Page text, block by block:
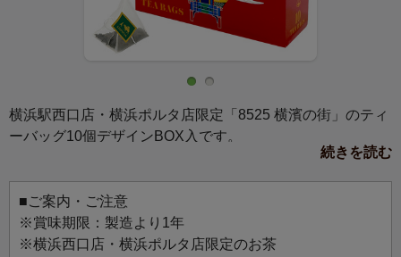
横浜駅西口店・横浜ポルタ店限定「8525 横濱の街」のティ
ーバッグ10個デザインBOX入です。
馬車道通り（西洋）と中華街（東洋）のモチーフをちりば
めた、異国情緒が溢れる、華やかな横濱の街の様子をイメ
ージしたデザインです。
横浜を旅した気分になれる楽しい雰囲気のパッケージは、
お土産や贈りものにもおすすめです。
続きを読む
■ご案内・ご注意
※賞味期限：製造より1年
※横浜西口店・横浜ポルタ店限定のお茶